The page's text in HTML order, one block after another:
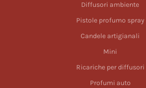
Diffusori ambiente
Pistole profumo spray
Candele artigianali
Mini
Ricariche per diffusori
Profumi auto